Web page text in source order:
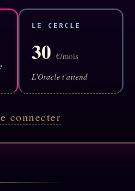
LE CERCLE
30 €/mois
L'Oracle t'attend
connecter